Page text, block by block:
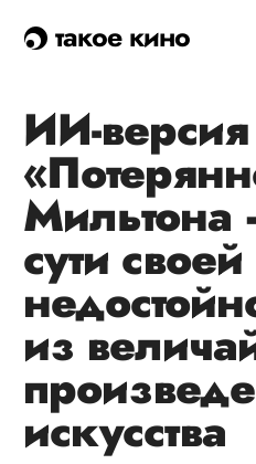
такое кино
ИИ-версия
Мильтона
сути своей
из
искусства